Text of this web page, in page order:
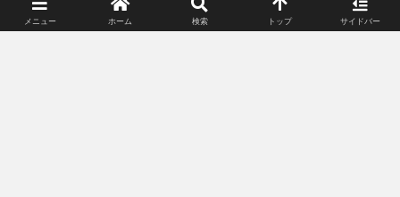
メニュー ホーム 検索 トップ サイドバー